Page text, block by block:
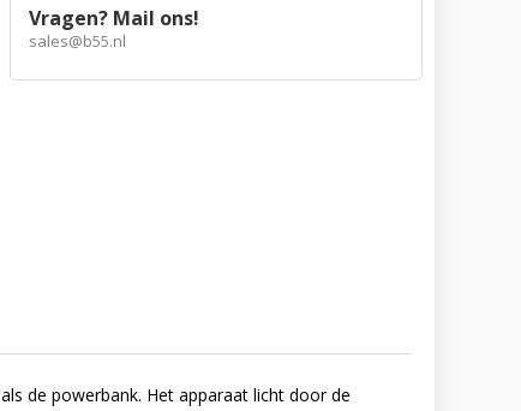
Vragen? Mail ons!
sales@b55.nl
de powerbank. Het apparaat licht door de